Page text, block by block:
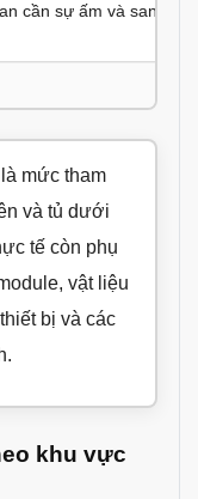
cần sự ấm và sang
mức tham
và tủ dưới
tế còn phụ
vật liệu
bị và các
khu vực